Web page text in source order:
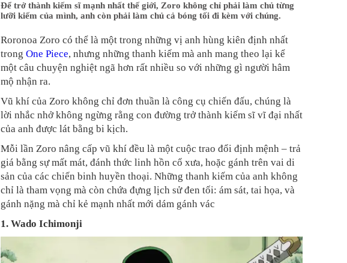
Để trở thành kiếm sĩ mạnh nhất thế giới, Zoro không chỉ phải làm chủ từng
lưỡi kiếm của mình, anh còn phải làm chủ cả bóng tối đi kèm với chúng.
Roronoa Zoro có thể là một trong những vị anh hùng kiên định nhất
trong One Piece, nhưng những thanh kiếm mà anh mang theo lại kể
một câu chuyện nghiệt ngã hơn rất nhiều so với những gì người hâm
mộ nhận ra.
Vũ khí của Zoro không chỉ đơn thuần là công cụ chiến đấu, chúng là
lời nhắc nhở không ngừng rằng con đường trở thành kiếm sĩ vĩ đại nhất
của anh được lát bằng bi kịch.
Mỗi lần Zoro nâng cấp vũ khí đều là một cuộc trao đổi định mệnh – trả
giá bằng sự mất mát, đánh thức linh hồn cổ xưa, hoặc gánh trên vai di
sản của các chiến binh huyền thoại. Những thanh kiếm của anh không
chỉ là tham vọng mà còn chứa đựng lịch sử đen tối: ám sát, tai họa, và
gánh nặng mà chỉ kẻ mạnh nhất mới dám gánh vác
1. Wado Ichimonji